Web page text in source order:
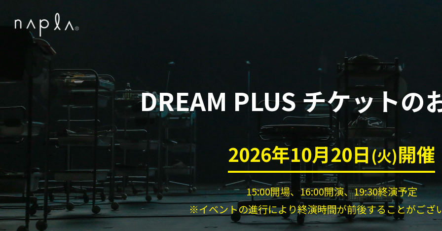
DREAM PLUSチケットの
2026年10月20日(火)開催
15:00開場、16:00開演、19:30終演予定
※イベントの進行により終演時間が前後することがござ